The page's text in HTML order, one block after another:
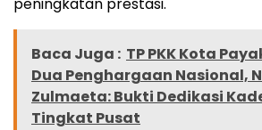
peningkatan prestasi.
Baca Juga : TP PKK Kota
Dua Penghargaan Nasional,
Zulmaeta: Bukti Dedikasi
Tingkat Pusat